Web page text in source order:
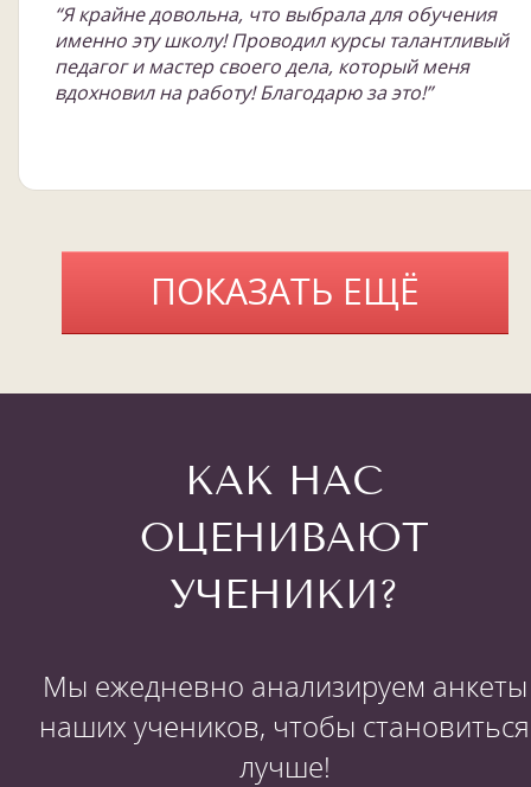
“Я крайне довольна, что выбрала для обучения
именно эту школу! Проводил курсы талантливый
педагог и мастер своего дела, который меня
вдохновил на работу! Благодарю за это!”
ПОКАЗАТЬ ЕЩЁ
КАК НАС
ОЦЕНИВАЮТ
УЧЕНИКИ?
Мы ежедневно анализируем анкеты
наших учеников, чтобы становиться
лучше!